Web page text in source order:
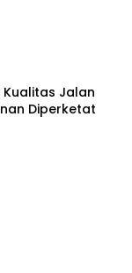
Kualitas Jalan
Diperketat